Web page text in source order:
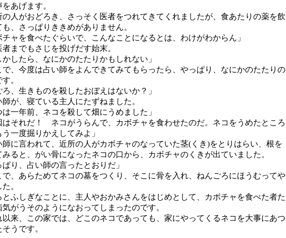
あげます。
人がおどろき、さっそく医者をつれてきてくれましたが、食あたりの薬を飲
も、さっぱりききめがありません。
チャを食べたぐらいで、こんなことになるとは、わけがわからん」
者までもさじを投げだす始末。
かしたら、なにかのたたりかもしれない」
、今度は占い師をよんできてみてもらったら、やっぱり、なにかのたたりの
。
ろ、生きものを殺したおぼえはないか？」
が、寝ている主人にたずねました。
は一年前、ネコを殺して畑にうめました」
はそれだ！ ネコがうらんで、カボチャを食わせたのだ。ネコをうめたところ
う一度掘りかえしてみよ」
に言われて、近所の人がカボチャのなっていた茎(くき)をとりはらい、根を
みると、がい骨になったネコの口から、カボチャのくきが出ていました。
ぱり、占い師の言ったとおりだ」
、あらためてネコの墓をつくり、そこに骨を入れ、ねんごろにほうむってや
。
ふしぎなことに、主人やおかみさんをはじめとして、カボチャを食べた者た
気がうそのようになおってしまったのです。
来、この家では、どこのネコであっても、家にやってくるネコを大事にあつ
うです。